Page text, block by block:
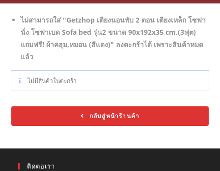
ไม่สามารถใส่ "Getzhop เตียงนอนพับ 2 ตอน เตียงเหล็ก โซฟา
นั่ง โซฟาเบด Sofa bed รุ่น2 ขนาด 90x192x35 cm.(3ฟุต)
แถมฟรี! ผ้าคลุม,หมอน (สีแดง)" ลงตะกร้าได้ เพราะสินค้าหมด
แล้ว
ไม่มีสินค้าในตะกร้า
กลับสู่หน้าร้านค้า
ติดต่อเรา